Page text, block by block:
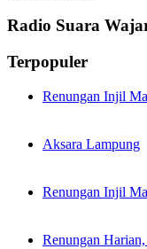
Radio Suara
Terpopuler
Renungan Injil
Aksara Lampung
Renungan Injil
Renungan